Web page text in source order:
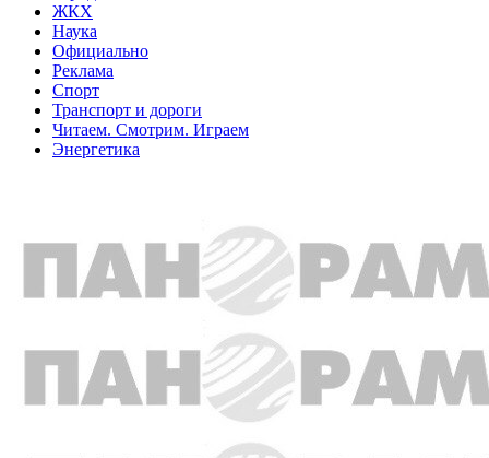
ЖКХ
Наука
Официально
Реклама
Спорт
Транспорт и дороги
Читаем. Смотрим. Играем
Энергетика